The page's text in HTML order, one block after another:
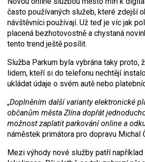
často používaných služeb, které zdejší
návštěvníci používají. Už teď je víc jak
placená bezhotovostně a chystaná
tento trend ještě posílit.
Služba Parkum byla vybrána taky proto,
lidem, kteří si do telefonu nechtějí
ukládat údaje o svém autě nebo
„Doplněním další varianty elektronické
občanům města Zlína dopřát
možnost zaplatit parkování online a
náměstek primátora pro dopravu Michal
Mezi výhody nové služby patří například